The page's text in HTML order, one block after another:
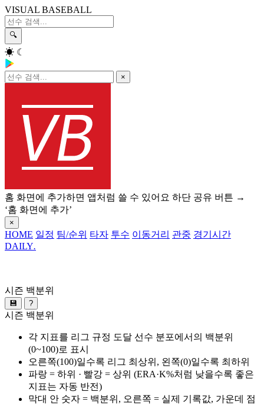
VISUAL BASEBALL
🔍
☀ ☾
×
홈 화면에 추가하면 앱처럼 쓸 수 있어요 하단 공유 버튼 →
‘홈 화면에 추가’
×
HOME 일정 팀/순위 타자 투수 이동거리 관중 경기시간
DAILY.
시즌 백분위
💾 ?
시즌 백분위
각 지표를 리그 규정 도달 선수 분포에서의 백분위
(0~100)로 표시
오른쪽(100)일수록 리그 최상위, 왼쪽(0)일수록 최하위
파랑 = 하위 · 빨강 = 상위 (ERA·K%처럼 낮을수록 좋은
지표는 자동 반전)
막대 안 숫자 = 백분위, 오른쪽 = 실제 기록값, 가운데 점